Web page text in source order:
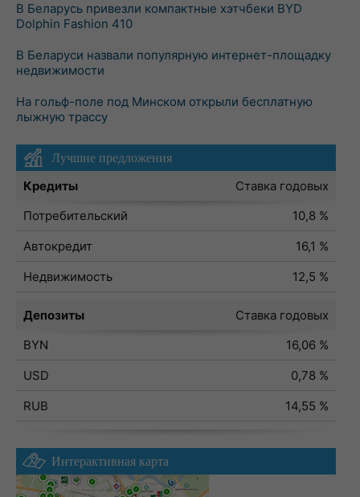
В Беларусь привезли компактные хэтчбеки BYD
Dolphin Fashion 410
В Беларуси назвали популярную интернет-площадку
недвижимости
На гольф-поле под Минском открыли бесплатную
лыжную трассу
Лучшие предложения
Кредиты
Ставка годовых
Потребительский
10,8 %
Автокредит
16,1 %
Недвижимость
12,5 %
Депозиты
Ставка годовых
BYN
16,06 %
USD
0,78 %
RUB
14,55 %
Интерактивная карта